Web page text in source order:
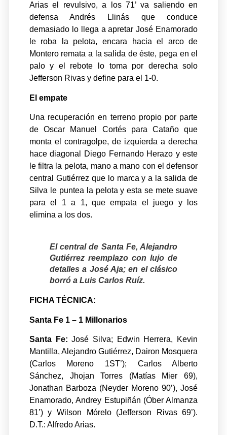
Arias el revulsivo, a los 71’ va saliendo en
defensa Andrés Llinás que conduce
demasiado lo llega a apretar José Enamorado
le roba la pelota, encara hacia el arco de
Montero remata a la salida de éste, pega en el
palo y el rebote lo toma por derecha solo
Jefferson Rivas y define para el 1-0.
El empate
Una recuperación en terreno propio por parte
de Oscar Manuel Cortés para Cataño que
monta el contragolpe, de izquierda a derecha
hace diagonal Diego Fernando Herazo y este
le filtra la pelota, mano a mano con el defensor
central Gutiérrez que lo marca y a la salida de
Silva le puntea la pelota y esta se mete suave
para el 1 a 1, que empata el juego y los
elimina a los dos.
El central de Santa Fe, Alejandro
Gutiérrez reemplazo con lujo de
detalles a José Aja; en el clásico
borró a Luis Carlos Ruíz.
FICHA TÉCNICA:
Santa Fe 1 – 1 Millonarios
Santa Fe:José Silva; Edwin Herrera, Kevin
Mantilla, Alejandro Gutiérrez, Dairon Mosquera
(Carlos Moreno 1ST’); Carlos Alberto
Sánchez, Jhojan Torres (Matías Mier 69),
Jonathan Barboza (Neyder Moreno 90’), José
Enamorado, Andrey Estupiñán (Óber Almanza
81’) y Wilson Mórelo (Jefferson Rivas 69’).
D.T.: Alfredo Arias.